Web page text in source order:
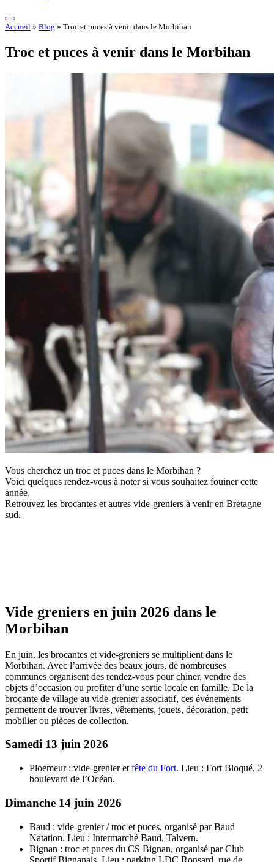
Accueil » Blog » Troc et puces à venir dans le Morbihan
Troc et puces à venir dans le Morbihan
Vous cherchez un troc et puces dans le Morbihan ?
Voici quelques rendez-vous à noter si vous souhaitez fouiner cette
année.
Retrouvez les brocantes et autres vide-greniers à venir en Bretagne
sud.
Vide greniers en juin 2026 dans le
Morbihan
En juin, les brocantes et vide-greniers se multiplient dans le
Morbihan. Avec l’arrivée des beaux jours, de nombreuses
communes organisent des rendez-vous pour chiner, vendre des
objets d’occasion ou profiter d’une sortie locale en famille. De la
brocante de village au vide-grenier associatif, ces événements
permettent de trouver livres, vêtements, jouets, décoration, petit
mobilier ou pièces de collection.
Samedi 13 juin 2026
Ploemeur : vide-grenier et fête du Fort. Lieu : Fort Bloqué, 2
boulevard de l’Océan.
Dimanche 14 juin 2026
Baud : vide-grenier / troc et puces, organisé par Baud
Natation. Lieu : Intermarché Baud, Talvern.
Bignan : troc et puces du CS Bignan, organisé par Club
Sportif Bignanais. Lieu : parking LDC Ronsard, rue de